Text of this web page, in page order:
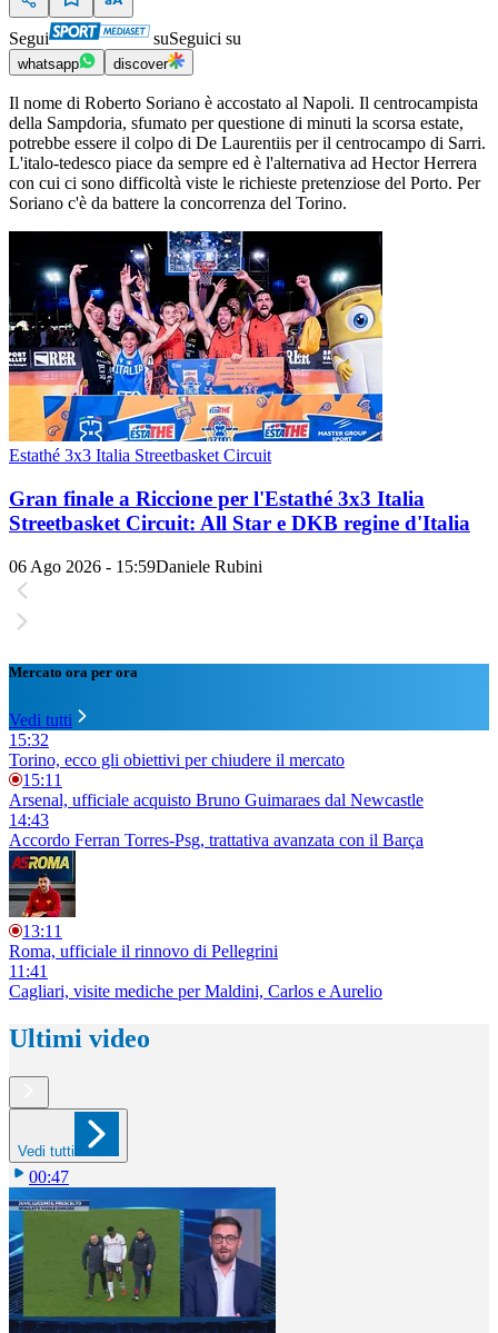
Segui suSeguici su
whatsapp discover
Il nome di Roberto Soriano è accostato al Napoli. Il centrocampista
della Sampdoria, sfumato per questione di minuti la scorsa estate,
potrebbe essere il colpo di De Laurentiis per il centrocampo di Sarri.
L'italo-tedesco piace da sempre ed è l'alternativa ad Hector Herrera
con cui ci sono difficoltà viste le richieste pretenziose del Porto. Per
Soriano c'è da battere la concorrenza del Torino.
Estathé 3x3 Italia Streetbasket Circuit
Gran finale a Riccione per l'Estathé 3x3 Italia
Streetbasket Circuit: All Star e DKB regine d'Italia
06 Ago 2026 - 15:59Daniele Rubini
Mercato ora per ora
Vedi tutti
15:32
Torino, ecco gli obiettivi per chiudere il mercato
15:11
Arsenal, ufficiale acquisto Bruno Guimaraes dal Newcastle
14:43
Accordo Ferran Torres-Psg, trattativa avanzata con il Barça
13:11
Roma, ufficiale il rinnovo di Pellegrini
11:41
Cagliari, visite mediche per Maldini, Carlos e Aurelio
Ultimi video
Vedi tutti
00:47